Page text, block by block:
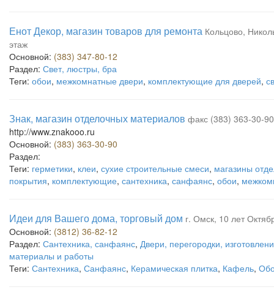
Енот Декор, магазин товаров для ремонта Кольцово,
этаж
Основной: (383) 347-80-12
Раздел: Свет, люстры, бра
Теги: обои, межкомнатные двери, комплектующие для дверей,
Знак, магазин отделочных материалов факс (383) 363-30-
http://www.znakooo.ru
Основной: (383) 363-30-90
Раздел:
Теги: герметики, клеи, сухие строительные смеси, магазины
покрытия, комплектующие, сантехника, санфаянс, обои,
Идеи для Вашего дома, торговый дом г. Омск, 10 лет
Основной: (3812) 36-82-12
Раздел: Сантехника, санфаянс, Двери, перегородки,
материалы и работы
Теги: Сантехника, Санфаянс, Керамическая плитка, Кафель,